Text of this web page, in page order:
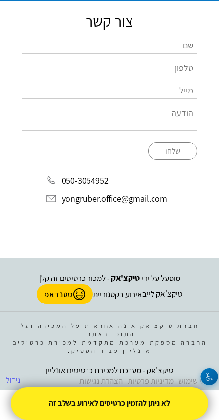
צור קשר
שלחו
050-3054952
yongruber.office@gmail.com
מופעל על ידיטיקצ'אק- למכור כרטיסים זה קל|
טיקצ'אק לייבאירוע בקטגוריית סטנדאפ
חברת טיקצ'אק אינה אחראית על המכירה ועל
התוכן באתר.
החברה מספקת מערכת מתקדמת למכירת כרטיסים
אונליין עבור המפיק.
ניהול
טיקצ'אק - מערכת למכירת כרטיסים אונליין
תנאי שימוש מדיניות פרטיות הצהרת נגישות
לא ניתן להזמין כרטיסים לאירוע בשלב זה